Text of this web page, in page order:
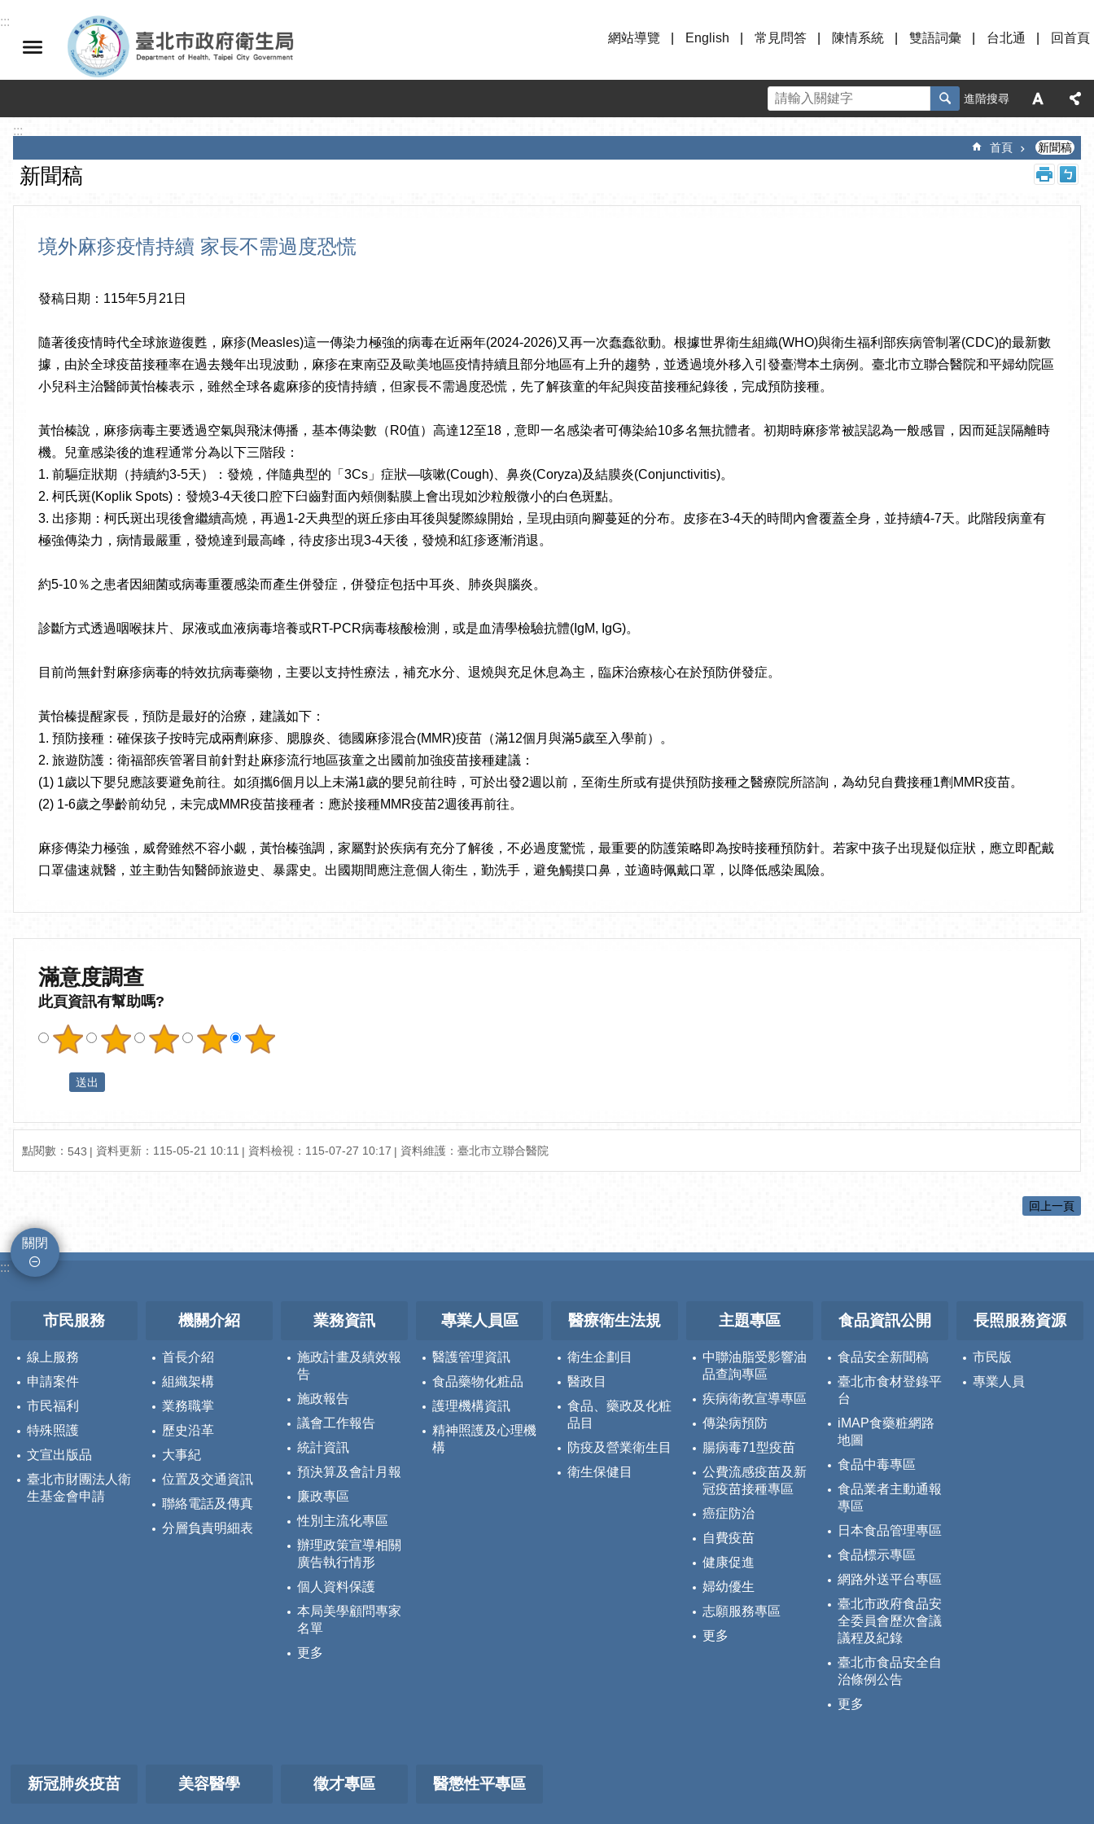
跳到主要內容區塊
:::
網站導覽
English 常見問答 陳情系統 雙語詞彙 台北通 回首頁
進階搜尋
:::
首頁 新聞稿
新聞稿
境外麻疹疫情持續 家長不需過度恐慌
發稿日期：115年5月21日
隨著後疫情時代全球旅遊復甦，麻疹(Measles)這一傳染力極強的病毒在近兩年(2024-2026)又再一次蠢蠢欲動。根據世界衛生組織(WHO)與衛生福利部疾病管制署(CDC)的最新數
據，由於全球疫苗接種率在過去幾年出現波動，麻疹在東南亞及歐美地區疫情持續且部分地區有上升的趨勢，並透過境外移入引發臺灣本土病例。臺北市立聯合醫院和平婦幼院區
小兒科主治醫師黃怡榛表示，雖然全球各處麻疹的疫情持續，但家長不需過度恐慌，先了解孩童的年紀與疫苗接種紀錄後，完成預防接種。
黃怡榛說，麻疹病毒主要透過空氣與飛沫傳播，基本傳染數（R0值）高達12至18，意即一名感染者可傳染給10多名無抗體者。初期時麻疹常被誤認為一般感冒，因而延誤隔離時
機。兒童感染後的進程通常分為以下三階段：
1. 前驅症狀期（持續約3-5天）：發燒，伴隨典型的「3Cs」症狀—咳嗽(Cough)、鼻炎(Coryza)及結膜炎(Conjunctivitis)。
2. 柯氏斑(Koplik Spots)：發燒3-4天後口腔下臼齒對面內頰側黏膜上會出現如沙粒般微小的白色斑點。
3. 出疹期：柯氏斑出現後會繼續高燒，再過1-2天典型的斑丘疹由耳後與髮際線開始，呈現由頭向腳蔓延的分布。皮疹在3-4天的時間內會覆蓋全身，並持續4-7天。此階段病童有
極強傳染力，病情最嚴重，發燒達到最高峰，待皮疹出現3-4天後，發燒和紅疹逐漸消退。
約5-10％之患者因細菌或病毒重覆感染而產生併發症，併發症包括中耳炎、肺炎與腦炎。
診斷方式透過咽喉抹片、尿液或血液病毒培養或RT-PCR病毒核酸檢測，或是血清學檢驗抗體(IgM, IgG)。
目前尚無針對麻疹病毒的特效抗病毒藥物，主要以支持性療法，補充水分、退燒與充足休息為主，臨床治療核心在於預防併發症。
黃怡榛提醒家長，預防是最好的治療，建議如下：
1. 預防接種：確保孩子按時完成兩劑麻疹、腮腺炎、德國麻疹混合(MMR)疫苗（滿12個月與滿5歲至入學前）。
2. 旅遊防護：衛福部疾管署目前針對赴麻疹流行地區孩童之出國前加強疫苗接種建議：
(1) 1歲以下嬰兒應該要避免前往。如須攜6個月以上未滿1歲的嬰兒前往時，可於出發2週以前，至衛生所或有提供預防接種之醫療院所諮詢，為幼兒自費接種1劑MMR疫苗。
(2) 1-6歲之學齡前幼兒，未完成MMR疫苗接種者：應於接種MMR疫苗2週後再前往。
麻疹傳染力極強，威脅雖然不容小覷，黃怡榛強調，家屬對於疾病有充分了解後，不必過度驚慌，最重要的防護策略即為按時接種預防針。若家中孩子出現疑似症狀，應立即配戴
口罩儘速就醫，並主動告知醫師旅遊史、暴露史。出國期間應注意個人衛生，勤洗手，避免觸摸口鼻，並適時佩戴口罩，以降低感染風險。
滿意度調查
此頁資訊有幫助嗎?
點閱數： 543 資料更新：115-05-21 10:11 資料檢視：115-07-27 10:17 資料維護：臺北市立聯合醫院
回上一頁
關閉
:::
市民服務
線上服務
申請案件
市民福利
特殊照護
文宣出版品
臺北市財團法人衛
生基金會申請
機關介紹
首長介紹
組織架構
業務職掌
歷史沿革
大事紀
位置及交通資訊
聯絡電話及傳真
分層負責明細表
業務資訊
施政計畫及績效報
告
施政報告
議會工作報告
統計資訊
預決算及會計月報
廉政專區
性別主流化專區
辦理政策宣導相關
廣告執行情形
個人資料保護
本局美學顧問專家
名單
更多
專業人員區
醫護管理資訊
食品藥物化粧品
護理機構資訊
精神照護及心理機
構
醫療衛生法規
衛生企劃目
醫政目
食品、藥政及化粧
品目
防疫及營業衛生目
衛生保健目
主題專區
中聯油脂受影響油
品查詢專區
疾病衛教宣導專區
傳染病預防
腸病毒71型疫苗
公費流感疫苗及新
冠疫苗接種專區
癌症防治
自費疫苗
健康促進
婦幼優生
志願服務專區
更多
食品資訊公開
食品安全新聞稿
臺北市食材登錄平
台
iMAP食藥粧網路
地圖
食品中毒專區
食品業者主動通報
專區
日本食品管理專區
食品標示專區
網路外送平台專區
臺北市政府食品安
全委員會歷次會議
議程及紀錄
臺北市食品安全自
治條例公告
更多
長照服務資源
市民版
專業人員
新冠肺炎疫苗 美容醫學 徵才專區 醫懲性平專區